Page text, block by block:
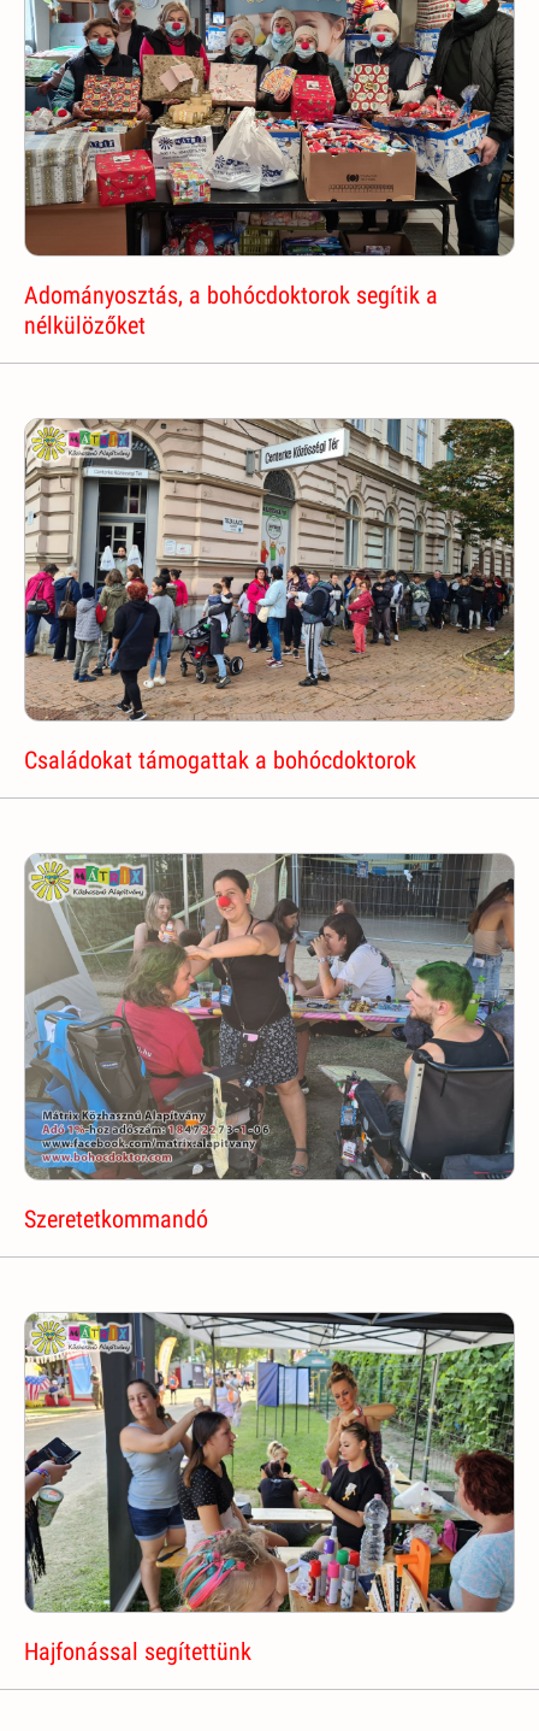
Adományosztás, a bohócdoktorok segítik a
nélkülözőket
Családokat támogattak a bohócdoktorok
Szeretetkommandó
Hajfonással segítettünk